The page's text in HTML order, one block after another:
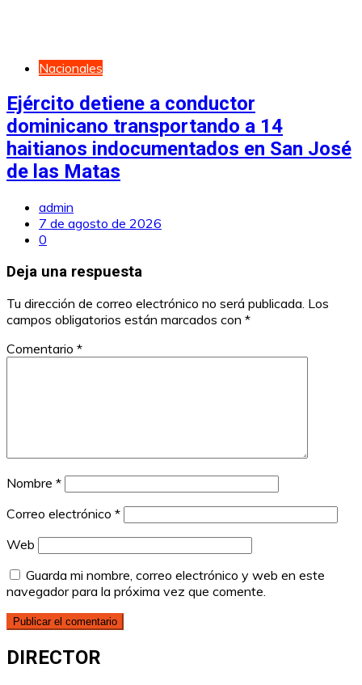
Nacionales
Ejército detiene a conductor
dominicano transportando a 14
haitianos indocumentados en San José
de las Matas
admin
7 de agosto de 2026
0
Deja una respuesta
Tu dirección de correo electrónico no será publicada. Los
campos obligatorios están marcados con *
Comentario *
Nombre *
Correo electrónico *
Web
Guarda mi nombre, correo electrónico y web en este
navegador para la próxima vez que comente.
DIRECTOR